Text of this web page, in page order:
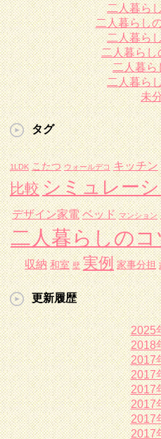
二人暮ら
二人暮らし
二人暮ら
二人暮らし
二人暮ら
二人暮ら
未
タグ
1LDK こたつ ウォールデコ キッチン
比較シミュレー
デザイン家電 ベッド マンション
二人暮らしのコ
収納 和室 壁 実例 家事分担
更新履歴
2025
2018
2017
2017
2017
2017
2017
2017